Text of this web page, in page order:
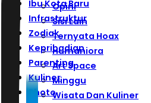
Ibu Kota Baru
Infrastruktur
Zodiak
Kepribadian
Parenting
Kuliner
Photo
Opini
Sisi Lain
Ternyata Hoax
Humaniora
Art Space
Minggu
Wisata Dan Kuliner